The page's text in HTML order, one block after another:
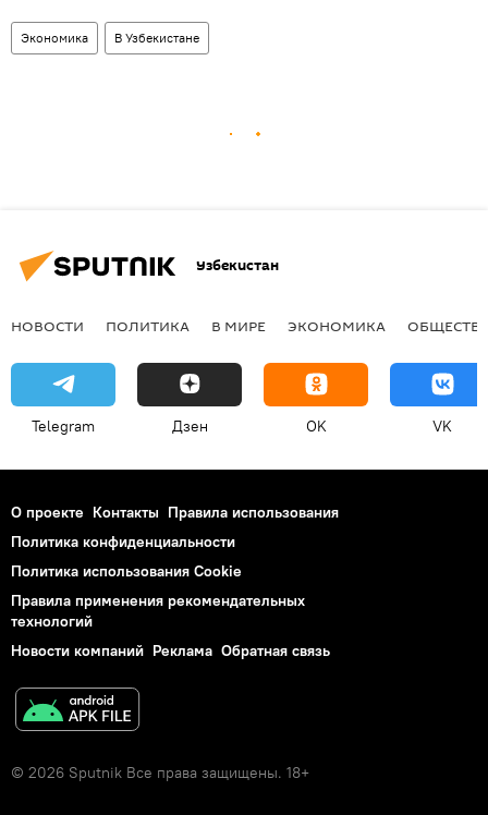
Экономика В Узбекистане
Узбекистан
НОВОСТИ ПОЛИТИКА В МИРЕ ЭКОНОМИКА
Telegram Дзен OK VK
О проекте Контакты Правила использования
Политика конфиденциальности
Политика использования Cookie
Правила применения рекомендательных
технологий
Новости компаний Реклама Обратная связь
© 2026 Sputnik Все права защищены. 18+